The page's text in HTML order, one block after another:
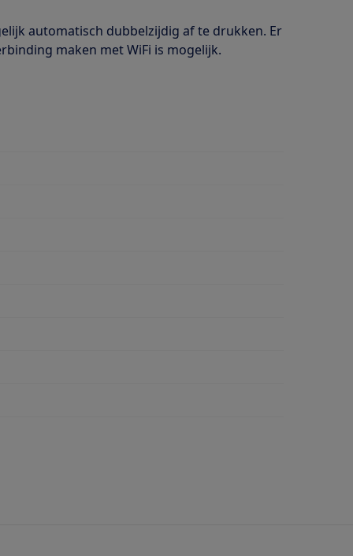
automatisch dubbelzijdig af te drukken. Er
maken met WiFi is mogelijk.